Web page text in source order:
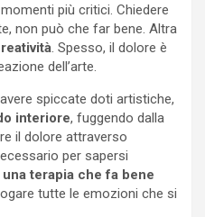
più critici. Chiedere
non può che far bene. Altra
. Spesso, il dolore è
dell’arte.
spiccate doti artistiche,
interiore, fuggendo dalla
il dolore attraverso
per sapersi
una terapia che fa bene
tutte le emozioni che si